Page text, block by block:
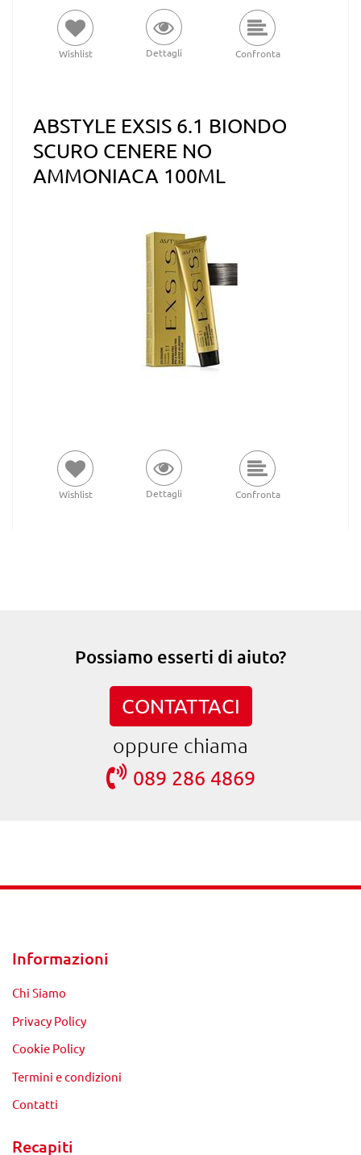
Wishlist Dettagli Confronta
ABSTYLE EXSIS 6.1 BIONDO
SCURO CENERE NO
AMMONIACA 100ML
Wishlist Dettagli Confronta
Possiamo esserti di aiuto?
CONTATTACI
oppure chiama
089 286 4869
Informazioni
Chi Siamo
Privacy Policy
Cookie Policy
Termini e condizioni
Contatti
Recapiti